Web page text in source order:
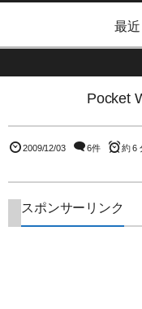
最
Pocket
2009/12/03 6件 約 6
スポンサーリンク